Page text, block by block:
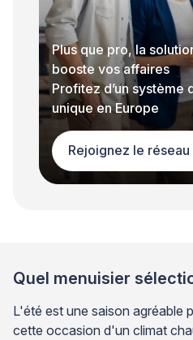
Plus que pro, la
booste vos affaires
Profitez d’un système
unique en Europe
Rejoignez le réseau
Quel menuisier
L'été est une saison agréable
cette occasion d'un climat